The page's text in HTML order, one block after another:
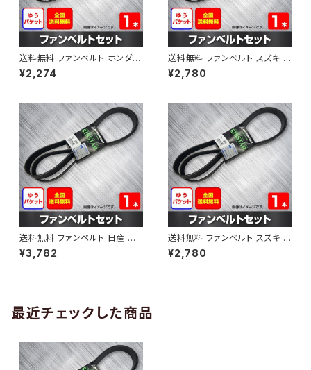
送料無料 ファンベルト ホンダ フ
ィット 型式GE6 H19.10～H25.
09 （国内トップメーカー） 1本 H
¥2,274
送料無料 ファンベルト スズキ ス
ペーシア 型式MK32S H25.03
～H30.02 （国内トップメーカ
¥2,780
送料無料 ファンベルト 日産 キ
ューブ 型式Z12 H20.11～H24.
10 （国内トップメーカー） 1本 H
¥3,782
送料無料 ファンベルト スズキ ワ
ゴンR 型式MH34S H24.09～
H29.02 （国内トップメーカー）
¥2,780
最近チェックした商品